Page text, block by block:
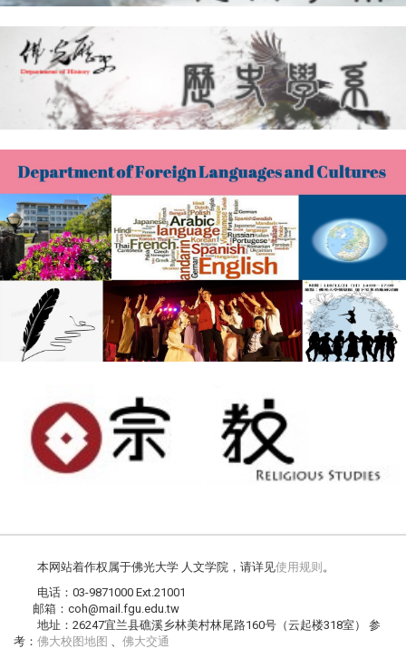
本网站着作权属于佛光大学 人文学院，请详见使用规则 。
电话：03-9871000 Ext.21001
邮箱：coh@mail.fgu.edu.tw
地址：26247宜兰县礁溪乡林美村林尾路160号（云起楼318室） 参
考： 佛大校图地图 佛大交通